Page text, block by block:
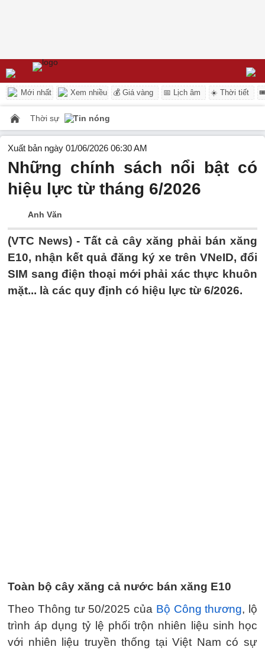
Mới nhất Xem nhiều 💰 Giá vàng 📅 Lịch âm ☀️ Thời tiết
Thời sự Tin nóng
Xuất bản ngày 01/06/2026 06:30 AM
Những chính sách nổi bật có
hiệu lực từ tháng 6/2026
Anh Văn
(VTC News) - Tất cả cây xăng phải bán xăng
E10, nhận kết quả đăng ký xe trên VNeID, đổi
SIM sang điện thoại mới phải xác thực khuôn
mặt... là các quy định có hiệu lực từ 6/2026.
Toàn bộ cây xăng cả nước bán xăng E10
Theo Thông tư 50/2025 của Bộ Công thương, lộ
trình áp dụng tỷ lệ phối trộn nhiên liệu sinh học
với nhiên liệu truyền thống tại Việt Nam có sự